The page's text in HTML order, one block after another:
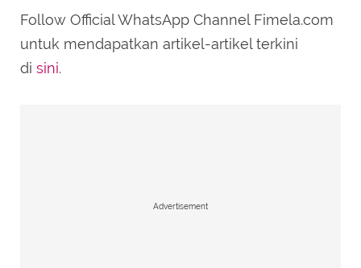
Follow Official WhatsApp Channel Fimela.com
untuk mendapatkan artikel-artikel terkini
di sini.
Advertisement